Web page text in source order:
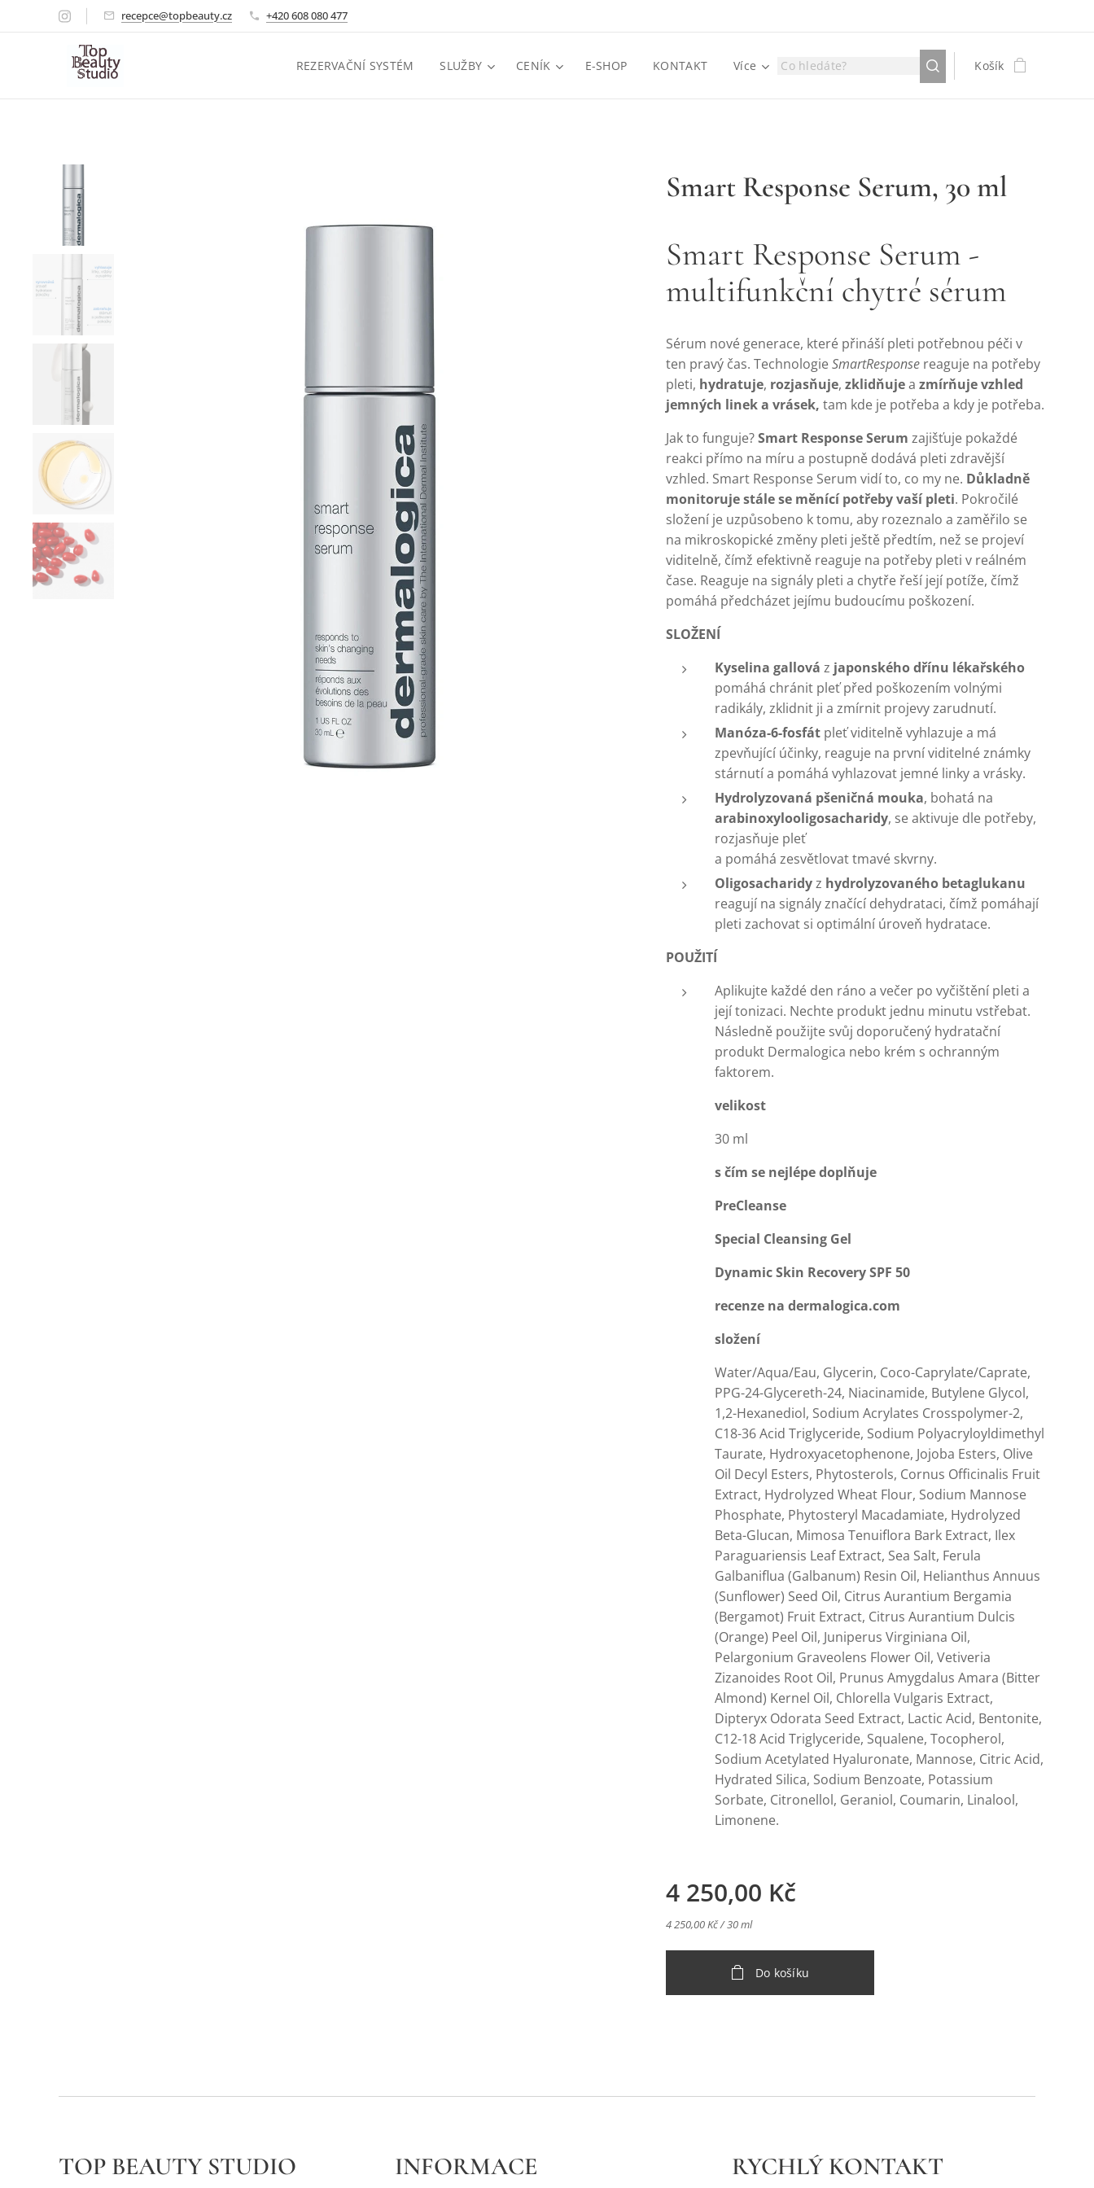
recepce@topbeauty.cz +420 608 080 477
REZERVAČNÍ SYSTÉM SLUŽBY CENÍK E-SHOP KONTAKT Více Košík
Smart Response Serum, 30 ml
Smart Response Serum -
multifunkční chytré sérum
Sérum nové generace, které přináší pleti potřebnou péči v
ten pravý čas. TechnologieSmartResponse reaguje na potřeby
pleti, hydratuje, rozjasňuje,zklidňujeazmírňuje vzhled
jemných linek a vrásek,tam kde je potřeba a kdy je potřeba.
Jak to funguje?Smart Response Serum zajišťuje pokaždé
reakci přímo na míru a postupně dodává pleti zdravější
vzhled. Smart Response Serum vidí to, co my ne. Důkladně
monitoruje stále se měnící potřeby vaší pleti. Pokročilé
složení je uzpůsobeno k tomu, aby rozeznalo a zaměřilo se
na mikroskopické změny pleti ještě předtím, než se projeví
viditelně, čímž efektivně reaguje na potřeby pleti v reálném
čase. Reaguje na signály pleti a chytře řeší její potíže, čímž
pomáhá předcházet jejímu budoucímu poškození.
SLOŽENÍ
Kyselina gallováz japonskéhodřínu lékařského
pomáhá chránit pleť před poškozením volnými
radikály, zklidnit ji a zmírnit projevy zarudnutí.
Manóza-6-fosfát pleť viditelně vyhlazuje a má
zpevňující účinky, reaguje na první viditelné známky
stárnutí a pomáhá vyhlazovat jemné linky a vrásky.
Hydrolyzovaná pšeničná mouka, bohatá na
arabinoxylooligosacharidy, se aktivuje dle potřeby,
rozjasňuje pleť
a pomáhá zesvětlovat tmavé skvrny.
Oligosacharidyz hydrolyzovaného betaglukanu
reagují na signály značící dehydrataci, čímž pomáhají
pleti zachovat si optimální úroveň hydratace.
POUŽITÍ
Aplikujte každé den ráno a večer po vyčištění pleti a
její tonizaci. Nechte produkt jednu minutu vstřebat.
Následně použijte svůj doporučený hydratační
produkt Dermalogica nebo krém s ochranným
faktorem.
velikost
30 ml
s čím se nejlépe doplňuje
PreCleanse
Special Cleansing Gel
Dynamic Skin Recovery SPF 50
recenze na dermalogica.com
složení
Water/Aqua/Eau, Glycerin, Coco-Caprylate/Caprate,
PPG-24-Glycereth-24, Niacinamide, Butylene Glycol,
1,2-Hexanediol, Sodium Acrylates Crosspolymer-2,
C18-36 Acid Triglyceride, Sodium Polyacryloyldimethyl
Taurate, Hydroxyacetophenone, Jojoba Esters, Olive
Oil Decyl Esters, Phytosterols, Cornus Officinalis Fruit
Extract, Hydrolyzed Wheat Flour, Sodium Mannose
Phosphate, Phytosteryl Macadamiate, Hydrolyzed
Beta-Glucan, Mimosa Tenuiflora Bark Extract, Ilex
Paraguariensis Leaf Extract, Sea Salt, Ferula
Galbaniflua (Galbanum) Resin Oil, Helianthus Annuus
(Sunflower) Seed Oil, Citrus Aurantium Bergamia
(Bergamot) Fruit Extract, Citrus Aurantium Dulcis
(Orange) Peel Oil, Juniperus Virginiana Oil,
Pelargonium Graveolens Flower Oil, Vetiveria
Zizanoides Root Oil, Prunus Amygdalus Amara (Bitter
Almond) Kernel Oil, Chlorella Vulgaris Extract,
Dipteryx Odorata Seed Extract, Lactic Acid, Bentonite,
C12-18 Acid Triglyceride, Squalene, Tocopherol,
Sodium Acetylated Hyaluronate, Mannose, Citric Acid,
Hydrated Silica, Sodium Benzoate, Potassium
Sorbate, Citronellol, Geraniol, Coumarin, Linalool,
Limonene.
4 250,00 Kč
4 250,00 Kč / 30 ml
Do košíku
TOP BEAUTY STUDIO INFORMACE RYCHLÝ KONTAKT